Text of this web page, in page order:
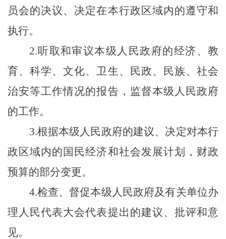
员会的决议、决定在本行政区域内的遵守和
执行。
2.听取和审议本级人民政府的经济、教
育、科学、文化、卫生、民政、民族、社会
治安等工作情况的报告，监督本级人民政府
的工作。
3.根据本级人民政府的建议、决定对本行
政区域内的国民经济和社会发展计划，财政
预算的部分变更。
4.检查、督促本级人民政府及有关单位办
理人民代表大会代表提出的建议、批评和意
见。